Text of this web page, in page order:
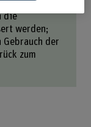
die
werden;
Gebrauch der
zum